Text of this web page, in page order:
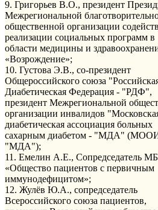
9. Григорьев В.О., президент
Межрегиональной
общественной организации
реализации социальных программ в
области медицины и
«Возрождение»;
10. Густова Э.В., со-президент
Общероссийского союза
Диабетическая Федерация - "РДФ",
президент Межрегиональной
организации инвалидов
диабетическая ассоциация больных
сахарным диабетом - "МДА"
"МДА");
11. Емелин А.Е., Сопредседатель
«Общество пациентов с первичным
иммунодефицитом»;
12. Жулёв Ю.А., сопредседатель
Всероссийского союза пациентов,